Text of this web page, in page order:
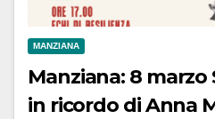
MANZIANA
Manziana: 8 marzo
in ricordo di Anna